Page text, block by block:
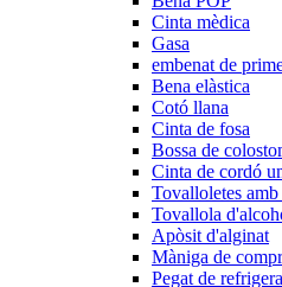
Cinta mèdica
Gasa
embenat de
Bena elàstica
Cotó llana
Cinta de fosa
Bossa de
Cinta de cordó
Tovalloletes
Tovallola
Apòsit d'alginat
Màniga de
Pegat de